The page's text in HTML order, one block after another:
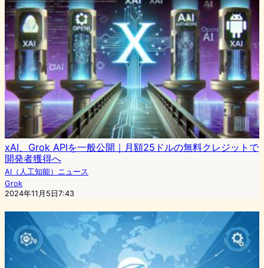
xAI、Grok APIを一般公開｜月額25ドルの無料クレジットで
開発者獲得へ
AI（人工知能）ニュース
Grok
2024年11月5日7:43